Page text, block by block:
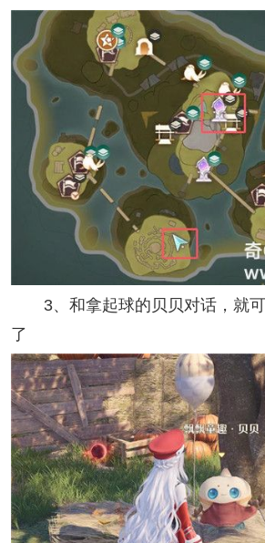
3、和拿起球的贝贝对话，就可
了